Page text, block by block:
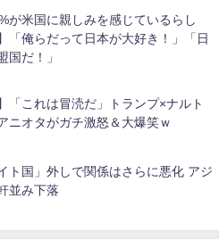
が米国に親しみを感じているらし
「俺らだって日本が大好き！」「日
国だ！」
「これは冒涜だ」トランプ×ナルト
ニオタがガチ激怒＆大爆笑ｗ
ト国」外しで関係はさらに悪化 アジ
並み下落